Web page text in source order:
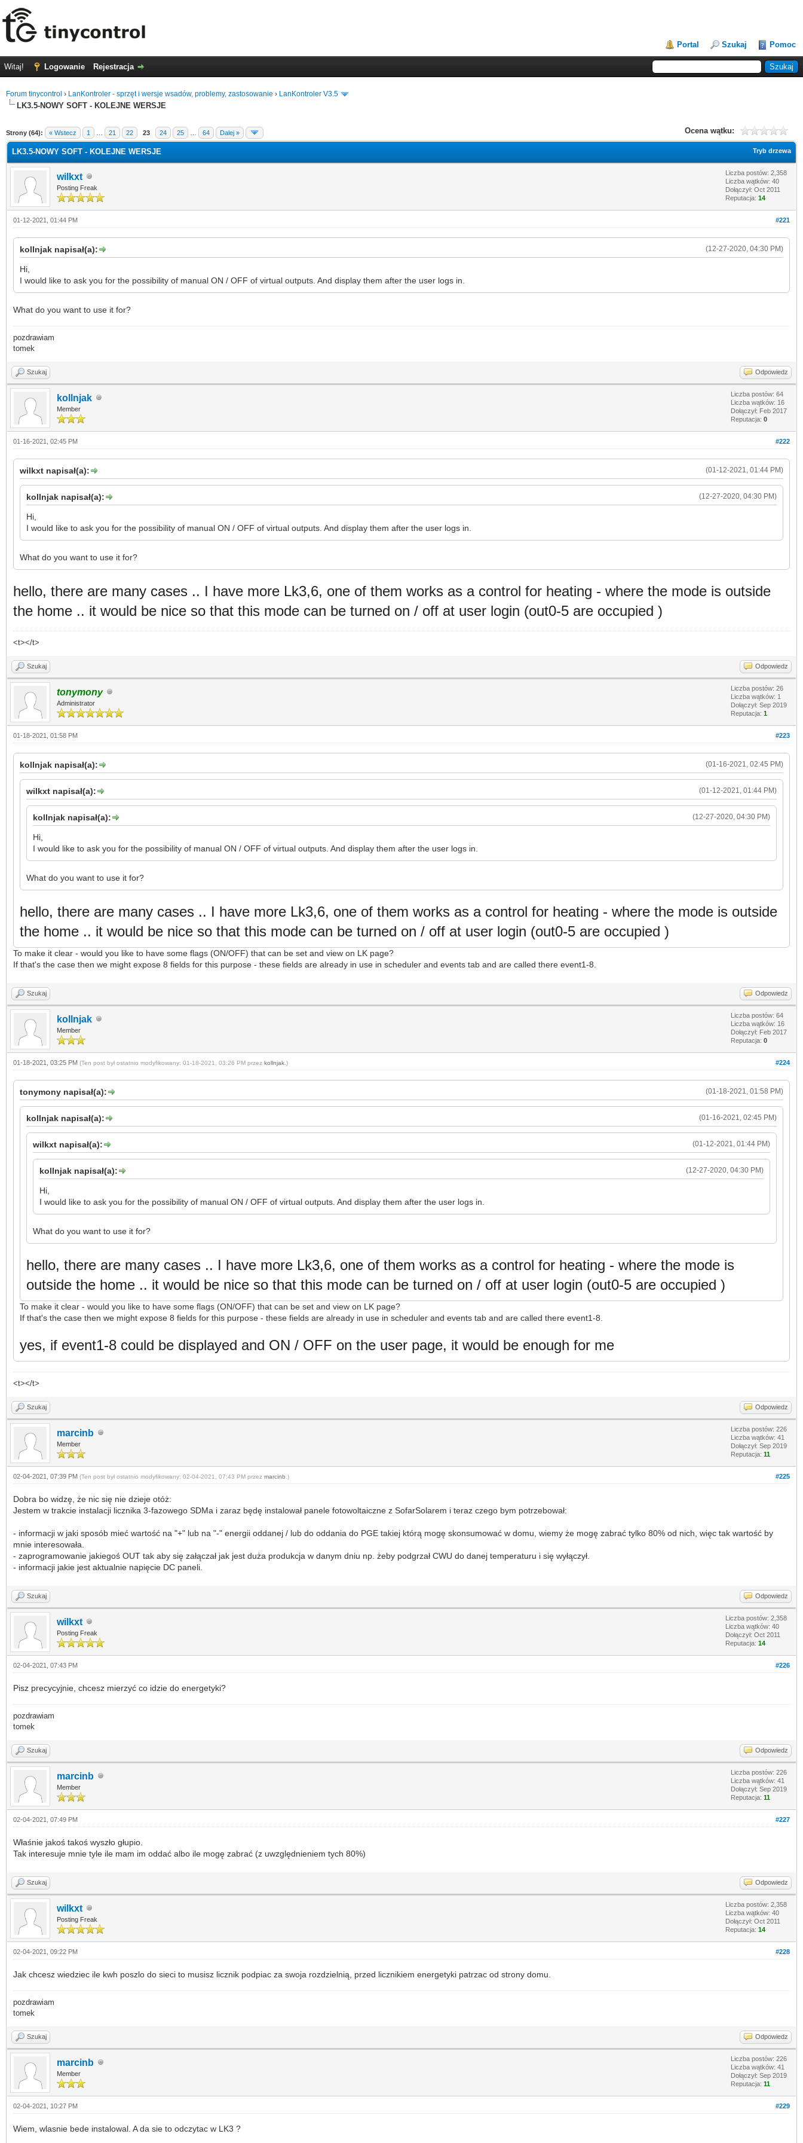
Portal Szukaj Pomoc
Witaj! Logowanie Rejestracja
Forum tinycontrol › LanKontroler - sprzęt i wersje wsadów, problemy, zastosowanie › LanKontroler V3.5
LK3.5-NOWY SOFT - KOLEJNE WERSJE
Strony (64): « Wstecz 1 21 22 23 24 25 64 Dalej » Ocena wątku:
0 głosów - średnia: 0
1
2
3
4
5
Tryb drzewa
LK3.5-NOWY SOFT - KOLEJNE WERSJE
wilkxt
Posting Freak
Liczba postów: 2,358
Liczba wątków: 40
Dołączył: Oct 2011
Reputacja: 14
#221
01-12-2021, 01:44 PM
(12-27-2020, 04:30 PM)
kollnjak napisał(a):
Hi,
I would like to ask you for the possibility of manual ON / OFF of virtual outputs. And display them after the user logs in.
What do you want to use it for?
pozdrawiam
tomek
Szukaj Odpowiedz
kollnjak
Member
Liczba postów: 64
Liczba wątków: 16
Dołączył: Feb 2017
Reputacja: 0
#222
01-16-2021, 02:45 PM
(01-12-2021, 01:44 PM)
wilkxt napisał(a):
(12-27-2020, 04:30 PM)
kollnjak napisał(a):
Hi,
I would like to ask you for the possibility of manual ON / OFF of virtual outputs. And display them after the user logs in.
What do you want to use it for?
hello, there are many cases .. I have more Lk3,6, one of them works as a control for heating - where the mode is outside
the home .. it would be nice so that this mode can be turned on / off at user login (out0-5 are occupied )
<t></t>
Szukaj Odpowiedz
tonymony
Administrator
Liczba postów: 26
Liczba wątków: 1
Dołączył: Sep 2019
Reputacja: 1
#223
01-18-2021, 01:58 PM
(01-16-2021, 02:45 PM)
kollnjak napisał(a):
(01-12-2021, 01:44 PM)
wilkxt napisał(a):
(12-27-2020, 04:30 PM)
kollnjak napisał(a):
Hi,
I would like to ask you for the possibility of manual ON / OFF of virtual outputs. And display them after the user logs in.
What do you want to use it for?
hello, there are many cases .. I have more Lk3,6, one of them works as a control for heating - where the mode is outside
the home .. it would be nice so that this mode can be turned on / off at user login (out0-5 are occupied )
To make it clear - would you like to have some flags (ON/OFF) that can be set and view on LK page?
If that's the case then we might expose 8 fields for this purpose - these fields are already in use in scheduler and events tab and are called there event1-8.
Szukaj Odpowiedz
kollnjak
Member
Liczba postów: 64
Liczba wątków: 16
Dołączył: Feb 2017
Reputacja: 0
#224
01-18-2021, 03:25 PM (Ten post był ostatnio modyfikowany: 01-18-2021, 03:26 PM przez kollnjak .)
(01-18-2021, 01:58 PM)
tonymony napisał(a):
(01-16-2021, 02:45 PM)
kollnjak napisał(a):
(01-12-2021, 01:44 PM)
wilkxt napisał(a):
(12-27-2020, 04:30 PM)
kollnjak napisał(a):
Hi,
I would like to ask you for the possibility of manual ON / OFF of virtual outputs. And display them after the user logs in.
What do you want to use it for?
hello, there are many cases .. I have more Lk3,6, one of them works as a control for heating - where the mode is
outside the home .. it would be nice so that this mode can be turned on / off at user login (out0-5 are occupied )
To make it clear - would you like to have some flags (ON/OFF) that can be set and view on LK page?
If that's the case then we might expose 8 fields for this purpose - these fields are already in use in scheduler and events tab and are called there event1-8.
yes, if event1-8 could be displayed and ON / OFF on the user page, it would be enough for me
<t></t>
Szukaj Odpowiedz
marcinb
Member
Liczba postów: 226
Liczba wątków: 41
Dołączył: Sep 2019
Reputacja: 11
#225
02-04-2021, 07:39 PM (Ten post był ostatnio modyfikowany: 02-04-2021, 07:43 PM przez marcinb .)
Dobra bo widzę, że nic się nie dzieje otóż:
Jestem w trakcie instalacji licznika 3-fazowego SDMa i zaraz będę instalował panele fotowoltaiczne z SofarSolarem i teraz czego bym potrzebował:
- informacji w jaki sposób mieć wartość na "+" lub na "-" energii oddanej / lub do oddania do PGE takiej którą mogę skonsumować w domu, wiemy że mogę zabrać tylko 80% od nich, więc tak wartość by
mnie interesowała.
- zaprogramowanie jakiegoś OUT tak aby się załączał jak jest duża produkcja w danym dniu np. żeby podgrzał CWU do danej temperaturu i się wyłączył.
- informacji jakie jest aktualnie napięcie DC paneli.
Szukaj Odpowiedz
wilkxt
Posting Freak
Liczba postów: 2,358
Liczba wątków: 40
Dołączył: Oct 2011
Reputacja: 14
#226
02-04-2021, 07:43 PM
Pisz precycyjnie, chcesz mierzyć co idzie do energetyki?
pozdrawiam
tomek
Szukaj Odpowiedz
marcinb
Member
Liczba postów: 226
Liczba wątków: 41
Dołączył: Sep 2019
Reputacja: 11
#227
02-04-2021, 07:49 PM
Właśnie jakoś takoś wyszło głupio.
Tak interesuje mnie tyle ile mam im oddać albo ile mogę zabrać (z uwzględnieniem tych 80%)
Szukaj Odpowiedz
wilkxt
Posting Freak
Liczba postów: 2,358
Liczba wątków: 40
Dołączył: Oct 2011
Reputacja: 14
#228
02-04-2021, 09:22 PM
Jak chcesz wiedziec ile kwh poszlo do sieci to musisz licznik podpiac za swoja rozdzielnią, przed licznikiem energetyki patrzac od strony domu.
pozdrawiam
tomek
Szukaj Odpowiedz
marcinb
Member
Liczba postów: 226
Liczba wątków: 41
Dołączył: Sep 2019
Reputacja: 11
#229
02-04-2021, 10:27 PM
Wiem, wlasnie bede instalowal. A da sie to odczytac w LK3 ?